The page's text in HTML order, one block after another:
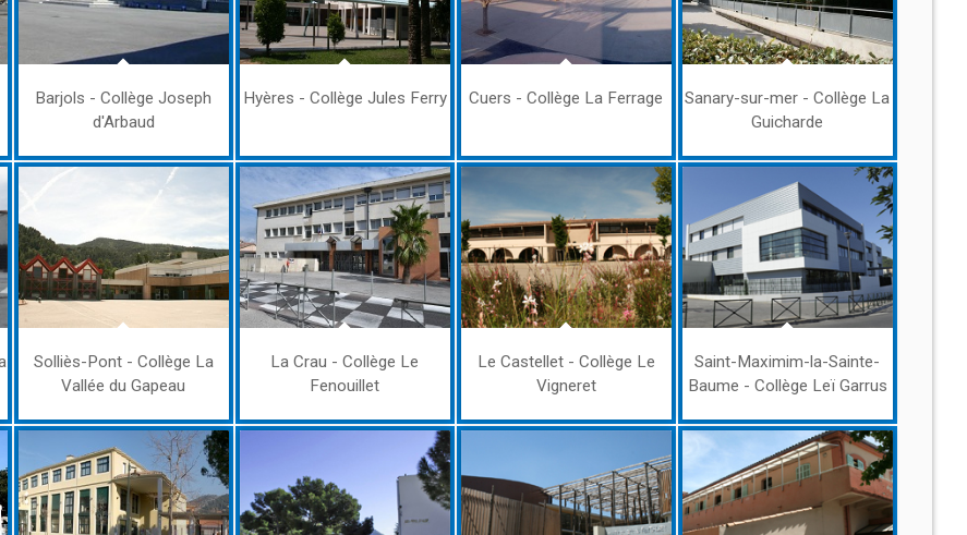
Barjols - Collège Joseph
d'Arbaud
Hyères - Collège Jules Ferry Cuers - Collège La Ferrage
Sanary-sur-mer - Collège La
Guicharde
Solliès-Pont - Collège La
Vallée du Gapeau
La Crau - Collège Le
Fenouillet
Le Castellet - Collège Le
Vigneret
Saint-Maximim-la-Sainte-
Baume - Collège Leï Garrus